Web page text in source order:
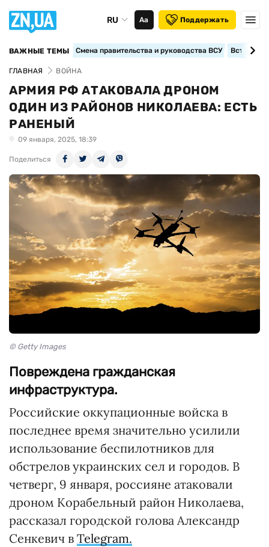
RU Аа Поддержать
ВАЖНЫЕ ТЕМЫ Смена правительства и руководства ВСУ
ГЛАВНАЯ ВОЙНА
АРМИЯ РФ АТАКОВАЛА ДРОНОМ
ОДИН ИЗ РАЙОНОВ НИКОЛАЕВА: ЕСТЬ
РАНЕНЫЙ
09 января, 2025, 18:39
Поделиться
© Getty Images
Повреждена гражданская
инфраструктура.
Российские оккупационные войска в
последнее время значительно усилили
использование беспилотников для
обстрелов украинских сел и городов. В
четверг, 9 января, россияне атаковали
дроном Корабельный район Николаева,
рассказал городской голова Александр
Сенкевич в Telegram.